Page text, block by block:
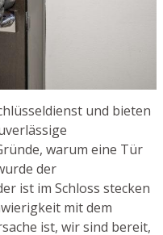
und bieten
warum eine Tür
der
ist im Schloss stecken
mit dem
ist, wir sind bereit,